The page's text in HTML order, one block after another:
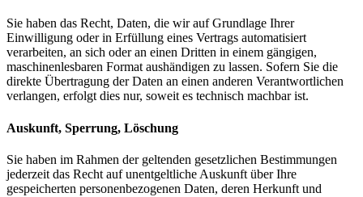
Sie haben das Recht, Daten, die wir auf Grundlage Ihrer
Einwilligung oder in Erfüllung eines Vertrags automatisiert
verarbeiten, an sich oder an einen Dritten in einem gängigen,
maschinenlesbaren Format aushändigen zu lassen. Sofern Sie die
direkte Übertragung der Daten an einen anderen Verantwortlichen
verlangen, erfolgt dies nur, soweit es technisch machbar ist.
Auskunft, Sperrung, Löschung
Sie haben im Rahmen der geltenden gesetzlichen Bestimmungen
jederzeit das Recht auf unentgeltliche Auskunft über Ihre
gespeicherten personenbezogenen Daten, deren Herkunft und